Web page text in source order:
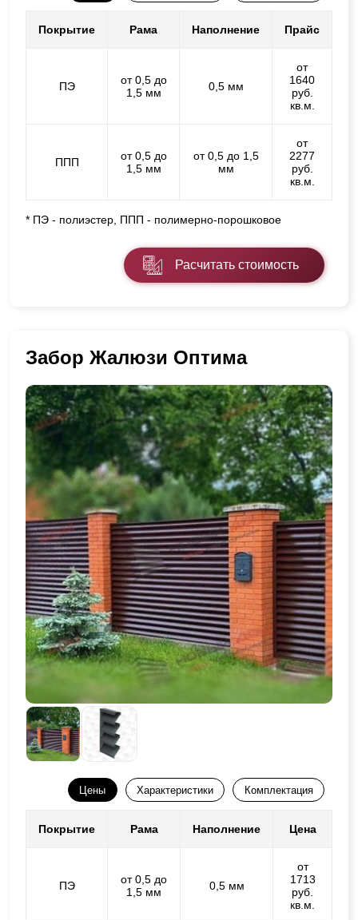
Покрытие Рама Наполнение Прайс
ПЭ
от 0,5 до
1,5 мм
0,5 мм
от
1640
руб.
кв.м.
ППП
от 0,5 до
1,5 мм
от 0,5 до 1,5
мм
от
2277
руб.
кв.м.
* ПЭ - полиэстер, ППП - полимерно-порошковое
Расчитать стоимость
Забор Жалюзи Оптима
Цены Характеристики Комплектация
Покрытие Рама Наполнение Цена
ПЭ
от 0,5 до
1,5 мм
0,5 мм
от
1713
руб.
кв.м.